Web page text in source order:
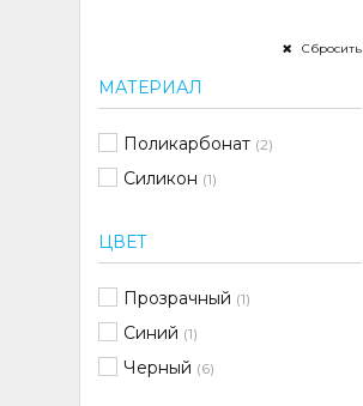
Сбросить
МАТЕРИАЛ
Поликарбонат (2)
Силикон (1)
ЦВЕТ
Прозрачный (1)
Синий (1)
Черный (6)